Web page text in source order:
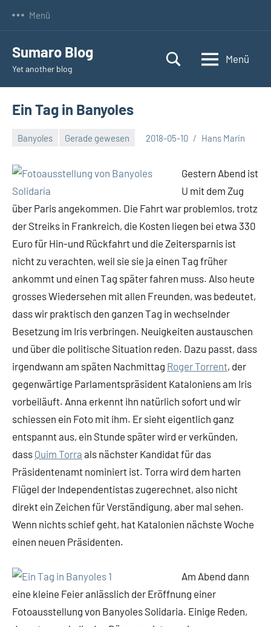
Menü
Sumaro Blog
Yet another blog
Menü
Ein Tag in Banyoles
Banyoles Gerade gewesen 2018-05-10 Hans Marin
Gestern Abend ist
U mit dem Zug
über Paris angekommen. Die Fahrt war problemlos, trotz
der Streiks in Frankreich, die Kosten liegen bei etwa 330
Euro für Hin-und Rückfahrt und die Zeitersparnis ist
nicht zu verachten, weil sie sie ja einen Tag früher
ankommt und einen Tag später fahren muss. Also heute
grosses Wiedersehen mit allen Freunden, was bedeutet,
dass wir praktisch den ganzen Tag in wechselnder
Besetzung im Iris verbringen. Neuigkeiten austauschen
und über die politische Situation reden. Dazu passt, dass
irgendwann am späten Nachmittag Roger Torrent, der
gegenwärtige Parlamentspräsident Kataloniens am Iris
vorbeiläuft. Anna erkennt ihn natürlich sofort und wir
schiessen ein Foto mit ihm. Er sieht eigentlich ganz
entspannt aus, ein Stunde später wird er verkünden,
dass Quim Torra als nächster Kandidat für das
Präsidentenamt nominiert ist. Torra wird dem harten
Flügel der Independentistas zugerechnet, also nicht
direkt ein Zeichen für Verständigung, aber mal sehen.
Wenn nichts schief geht, hat Katalonien nächste Woche
einen neuen Präsidenten.
Am Abend dann
eine kleine Feier anlässlich der Eröffnung einer
Fotoausstellung von Banyoles Solidaria. Einige Reden,